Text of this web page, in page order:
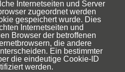
Internetseiten und Server
zugeordnet werden
gespeichert wurde. Dies
Internetseiten und
Browser der betroffenen
die andere
Ein bestimmter
die eindeutige Cookie-ID
werden.